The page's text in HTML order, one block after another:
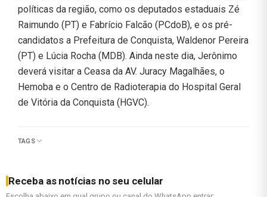
políticas da região, como os deputados estaduais Zé
Raimundo (PT) e Fabrício Falcão (PCdoB), e os pré-
candidatos a Prefeitura de Conquista, Waldenor Pereira
(PT) e Lúcia Rocha (MDB). Ainda neste dia, Jerônimo
deverá visitar a Ceasa da AV. Juracy Magalhães, o
Hemoba e o Centro de Radioterapia do Hospital Geral
de Vitória da Conquista (HGVC).
TAGS
Receba as notícias no seu celular